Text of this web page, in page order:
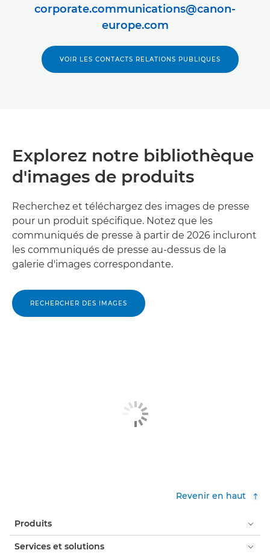
corporate.communications@canon-
europe.com
VOIR LES CONTACTS RELATIONS PUBLIQUES
Explorez notre bibliothèque
d'images de produits
Recherchez et téléchargez des images de presse
pour un produit spécifique. Notez que les
communiqués de presse à partir de 2026 incluront
les communiqués de presse au-dessus de la
galerie d'images correspondante.
RECHERCHER DES IMAGES
Revenir en haut
Produits
Services et solutions